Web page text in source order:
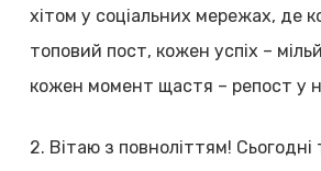
хітом у соціальних мережах, де
топовий пост, кожен успіх –
кожен момент щастя – репост у
2. Вітаю з повноліттям! Сьогодні